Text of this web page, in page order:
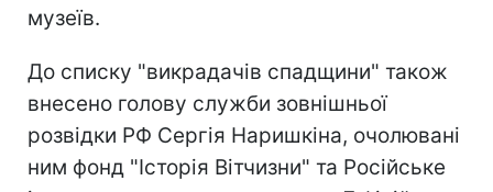
музеїв.
До списку "викрадачів спадщини" також
внесено голову служби зовнішньої
розвідки РФ Сергія Наришкіна, очолювані
ним фонд "Історія Вітчизни" та Російське